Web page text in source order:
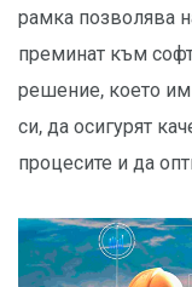
рамка позволява
преминат към
решение, което им
си, да осигурят
процесите и да